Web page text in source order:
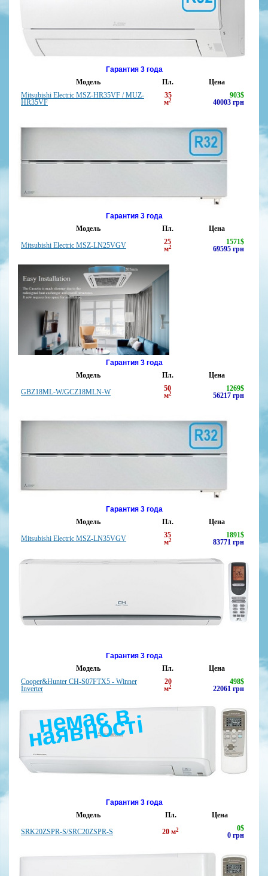
Гарантия 3 года
Модель
Пл.
Цена
Mitsubishi Electric MSZ-HR35VF / MUZ-
HR35VF
35
м2
903$
40003 грн
Гарантия 3 года
Модель
Пл.
Цена
Mitsubishi Electric MSZ-LN25VGV
25
м2
1571$
69595 грн
Гарантия 3 года
Модель
Пл.
Цена
GBZ18ML-W/GCZ18MLN-W
50
м2
1269$
56217 грн
Гарантия 3 года
Модель
Пл.
Цена
Mitsubishi Electric MSZ-LN35VGV
35
м2
1891$
83771 грн
Гарантия 3 года
Модель
Пл.
Цена
Cooper&Hunter CH-S07FTX5 - Winner
Inverter
20
м2
498$
22061 грн
н
е
м
а
є
в
н
а
я
в
н
о
с
ті
Гарантия 3 года
Модель
Пл.
Цена
SRK20ZSPR-S/SRC20ZSPR-S
20 м2 0$
0 грн